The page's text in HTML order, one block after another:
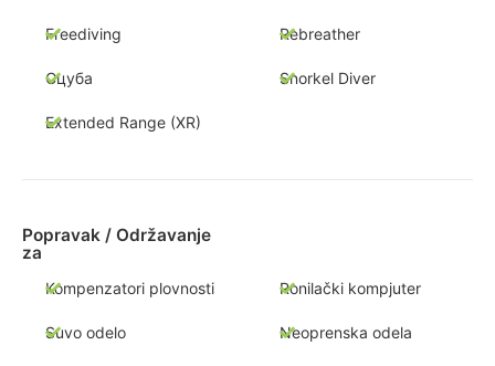
Freediving Rebreather
Сцуба Snorkel Diver
Extended Range (XR)
Popravak / Održavanje
za
Kompenzatori plovnosti Ronilački kompjuter
Suvo odelo Neoprenska odela